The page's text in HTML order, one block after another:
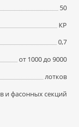
50
КР
0,7
от 1000 до 9000
лотков
и фасонных секций